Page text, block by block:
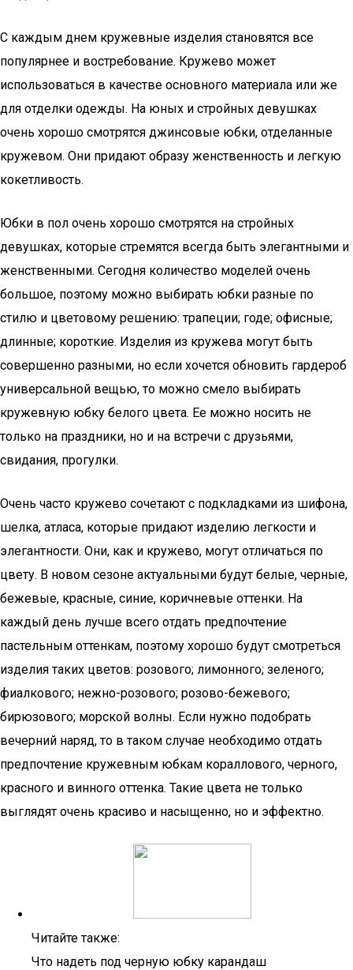
С каждым днем кружевные изделия становятся все
популярнее и востребование. Кружево может
использоваться в качестве основного материала или же
для отделки одежды. На юных и стройных девушках
очень хорошо смотрятся джинсовые юбки, отделанные
кружевом. Они придают образу женственность и легкую
кокетливость.
Юбки в пол очень хорошо смотрятся на стройных
девушках, которые стремятся всегда быть элегантными и
женственными. Сегодня количество моделей очень
большое, поэтому можно выбирать юбки разные по
стилю и цветовому решению: трапеции; годе; офисные;
длинные; короткие. Изделия из кружева могут быть
совершенно разными, но если хочется обновить гардероб
универсальной вещью, то можно смело выбирать
кружевную юбку белого цвета. Ее можно носить не
только на праздники, но и на встречи с друзьями,
свидания, прогулки.
Очень часто кружево сочетают с подкладками из шифона,
шелка, атласа, которые придают изделию легкости и
элегантности. Они, как и кружево, могут отличаться по
цвету. В новом сезоне актуальными будут белые, черные,
бежевые, красные, синие, коричневые оттенки. На
каждый день лучше всего отдать предпочтение
пастельным оттенкам, поэтому хорошо будут смотреться
изделия таких цветов: розового; лимонного; зеленого;
фиалкового; нежно-розового; розово-бежевого;
бирюзового; морской волны. Если нужно подобрать
вечерний наряд, то в таком случае необходимо отдать
предпочтение кружевным юбкам кораллового, черного,
красного и винного оттенка. Такие цвета не только
выглядят очень красиво и насыщенно, но и эффектно.
Читайте также:
Что надеть под черную юбку карандаш